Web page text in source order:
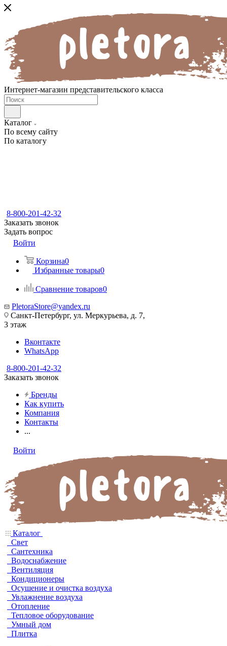
Интернет-магазин представительского класса
Каталог
По всему сайту
По каталогу
8-800-201-42-32
Заказать звонок
Задать вопрос
Войти
Корзина0
Избранные товары0
Сравнение товаров0
PletoraStore@yandex.ru
Санкт-Петербург, ул. Меркурьева, д. 7,
3 этаж
Вконтакте
WhatsApp
8-800-201-42-32
Заказать звонок
Бренды
Как купить
Компания
Контакты
...
Войти
Каталог
Свет
Сантехника
Водоснабжение
Вентиляция
Кондиционеры
Осушение и очистка воздуха
Увлажнение воздуха
Отопление
Тепловое оборудование
Умный дом
Плитка